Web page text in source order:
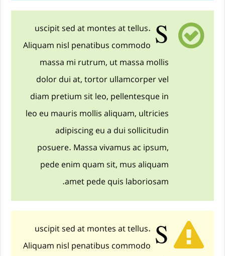
S
uscipit sed at montes at tellus.
Aliquam nisl penatibus commodo
massa mi rutrum, ut massa mollis
dolor dui at, tortor ullamcorper vel
diam pretium sit leo, pellentesque in
leo eu mauris mollis aliquam, ultricies
adipiscing eu a dui sollicitudin
posuere. Massa vivamus ac ipsum,
pede enim quam sit, mus aliquam
amet pede quis laboriosam.
S
uscipit sed at montes at tellus.
Aliquam nisl penatibus commodo